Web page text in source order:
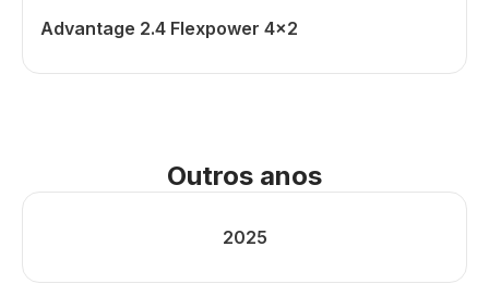
Advantage 2.4 Flexpower 4x2
Outros anos
2025